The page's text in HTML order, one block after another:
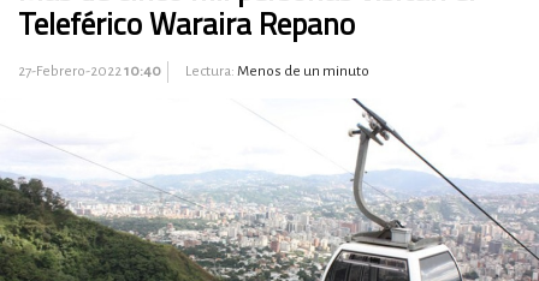
Teleférico Waraira Repano
27-Febrero-202210:40 Lectura: Menos de un minuto